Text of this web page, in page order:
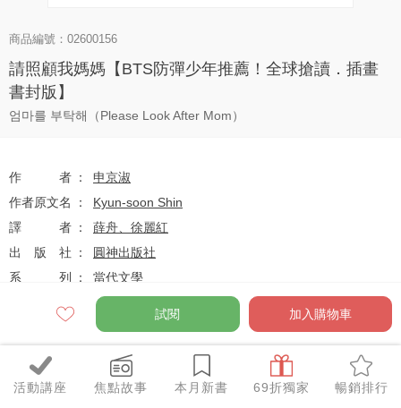
活動講座 焦點故事 本月新書 69折獨家 暢銷排行
商品編號：02600156
請照顧我媽媽【BTS防彈少年推薦！全球搶讀．插畫
書封版】
엄마를 부탁해（Please Look After Mom）
作者
申京淑
作者原文名
Kyun-soon Shin
譯者
薛舟、徐麗紅
出版社
圓神出版社
系列
當代文學
2019-11-01
定價 $300
試閱 加入購物車